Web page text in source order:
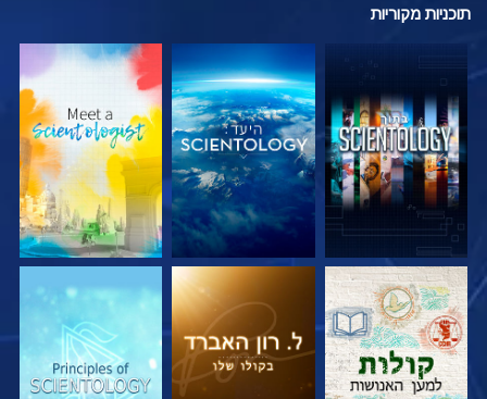
תוכניות מקוריות
בדוק את הסדרה בדוק את הסדרה בדוק את הסדרה